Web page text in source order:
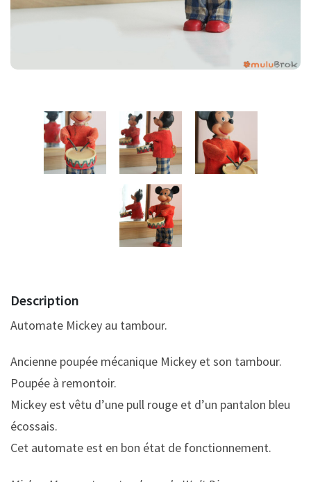
Description
Automate Mickey au tambour.
Ancienne poupée mécanique Mickey et son tambour.
Poupée à remontoir.
Mickey est vêtu d’une pull rouge et d’un pantalon bleu
écossais.
Cet automate est en bon état de fonctionnement.